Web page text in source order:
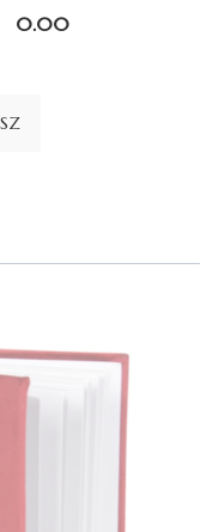
0.00